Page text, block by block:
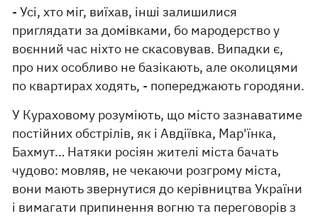
- Усі, хто міг, виїхав, інші залишилися
приглядати за домівками, бо мародерство у
воєнний час ніхто не скасовував. Випадки є,
про них особливо не базікають, але околицями
по квартирах ходять, - попереджають городяни.
У Кураховому розуміють, що місто зазнаватиме
постійних обстрілів, як і Авдіївка, Мар'їнка,
Бахмут… Натяки росіян жителі міста бачать
чудово: мовляв, не чекаючи розгрому міста,
вони мають звернутися до керівництва України
і вимагати припинення вогню та переговорів з